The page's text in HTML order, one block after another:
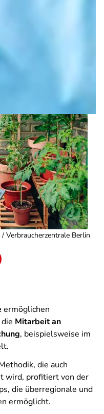
Verbraucherzentrale Berlin
ermöglichen
Mitarbeit an
, beispielsweise im
die auch
wird, profitiert von der
die überregionale und
ermöglicht.